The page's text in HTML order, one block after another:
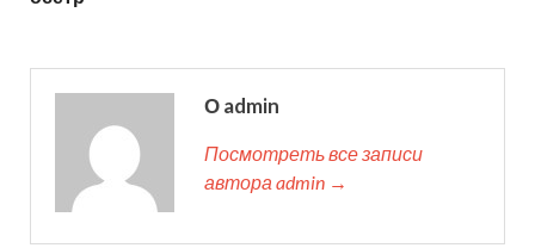
О admin
Посмотреть все записи
автора admin →